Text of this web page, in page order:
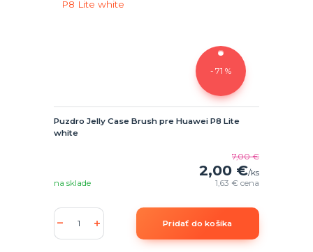
- 71 %
Puzdro Jelly Case Brush pre Huawei P8 Lite
white
7,00 €
2,00 €/ks
1,63 €cena
na sklade
Pridať do košíka